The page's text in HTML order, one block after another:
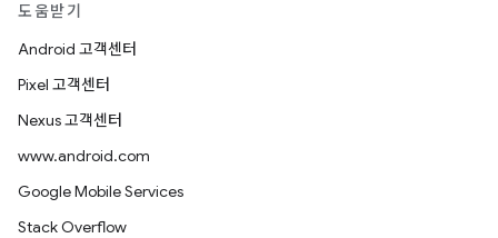
도움받기
Android 고객센터
Pixel 고객센터
Nexus 고객센터
www.android.com
Google Mobile Services
Stack Overflow